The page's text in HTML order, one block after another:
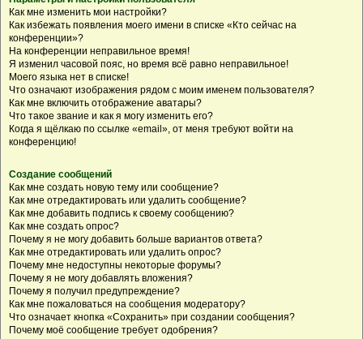
Как мне изменить мои настройки?
Как избежать появления моего имени в списке «Кто сейчас на
конференции»?
На конференции неправильное время!
Я изменил часовой пояс, но время всё равно неправильное!
Моего языка нет в списке!
Что означают изображения рядом с моим именем пользователя?
Как мне включить отображение аватары?
Что такое звание и как я могу изменить его?
Когда я щёлкаю по ссылке «email», от меня требуют войти на
конференцию!
Создание сообщений
Как мне создать новую тему или сообщение?
Как мне отредактировать или удалить сообщение?
Как мне добавить подпись к своему сообщению?
Как мне создать опрос?
Почему я не могу добавить больше вариантов ответа?
Как мне отредактировать или удалить опрос?
Почему мне недоступны некоторые форумы?
Почему я не могу добавлять вложения?
Почему я получил предупреждение?
Как мне пожаловаться на сообщения модератору?
Что означает кнопка «Сохранить» при создании сообщения?
Почему моё сообщение требует одобрения?